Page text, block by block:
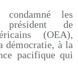
les
de
(OEA),
démocratie, à la
pacifique qui